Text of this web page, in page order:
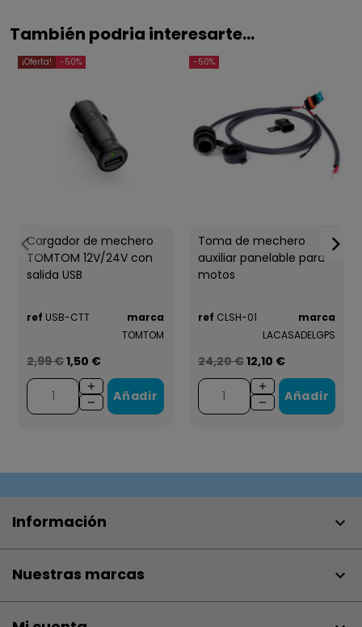
También podria interesarte...
¡Oferta! -50%
Cargador de mechero
TOMTOM 12V/24V con
salida USB
ref USB-CTT
marca
TOMTOM
2,99 €1,50 €
Añadir
-50%
Toma de mechero
auxiliar panelable para
motos
ref CLSH-01
marca
LACASADELGPS
24,20 €12,10 €
Añadir
Información 
Nuestras marcas 